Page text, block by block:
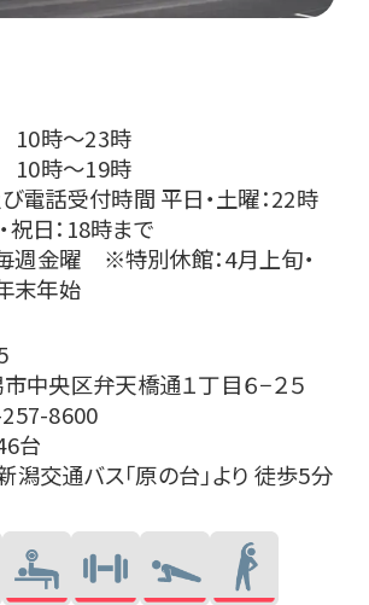
10時〜23時
10時〜19時
電話受付時間 平日・土曜：22時
祝日：18時まで
週金曜 ※特別休館：4月上旬・
末年始
中央区弁天橋通１丁目６−２５
257-8600
台
潟交通バス「原の台」より 徒歩5分